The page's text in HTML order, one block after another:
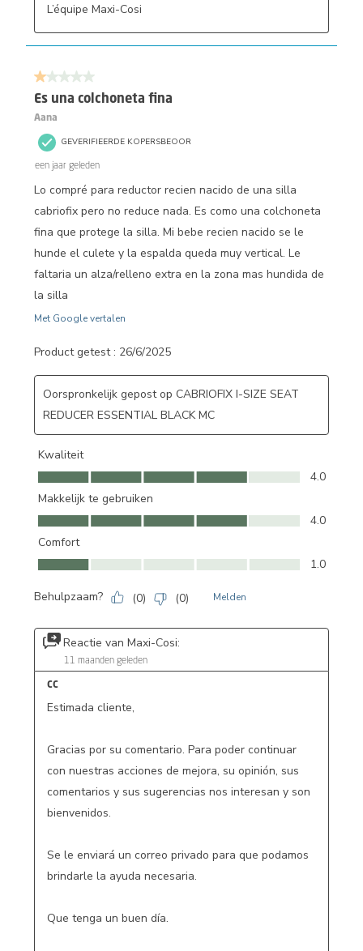
L’équipe Maxi-Cosi
1 van 5 sterren.
Es una colchoneta fina
Aana
GEVERIFIEERDE KOPERSBEOOR
een jaar geleden
Lo compré para reductor recien nacido de una silla
cabriofix pero no reduce nada. Es como una colchoneta
fina que protege la silla. Mi bebe recien nacido se le
hunde el culete y la espalda queda muy vertical. Le
faltaria un alza/relleno extra en la zona mas hundida de
la silla
Met Google vertalen
Product getest : 26/6/2025
Oorspronkelijk gepost op CABRIOFIX I-SIZE SEAT
REDUCER ESSENTIAL BLACK MC
Kwaliteit
Kwaliteit, 4.0 van 5
4.0
Makkelijk te gebruiken
Makkelijk te gebruiken, 4.0 van 5
4.0
Comfort
Comfort, 1.0 van 5
1.0
Behulpzaam? (0) (0) Melden
Reactie van Maxi-Cosi:
11 maanden geleden
CC
Estimada cliente,
Gracias por su comentario. Para poder continuar
con nuestras acciones de mejora, su opinión, sus
comentarios y sus sugerencias nos interesan y son
bienvenidos.
Se le enviará un correo privado para que podamos
brindarle la ayuda necesaria.
Que tenga un buen día.